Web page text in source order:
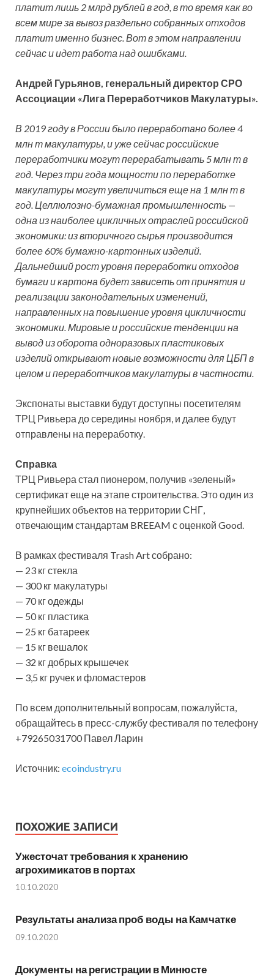
платит лишь 2 млрд рублей в год, в то время как во
всем мире за вывоз раздельно собранных отходов
платит именно бизнес. Вот в этом направлении
сейчас и идет работа над ошибками.
Андрей Гурьянов, генеральный директор СРО
Ассоциации «Лига Переработчиков Макулатуры».
В 2019 году в России было переработано более 4
млн т макулатуры, и уже сейчас российские
переработчики могут перерабатывать 5 млн т в
год. Через три года мощности по переработке
макулатуры могут увеличиться еще на 1 млн т в
год. Целлюлозно-бумажная промышленность —
одна из наиболее цикличных отраслей российской
экономики: из вторичного сырья производится
более 60% бумажно-картонных изделий.
Дальнейший рост уровня переработки отходов
бумаги и картона будет зависеть от принятия и
реализации законодательных изменений,
направленных на повышение уровня цикличности
экономики. Мировые и российские тенденции на
вывод из оборота одноразовых пластиковых
изделий открывают новые возможности для ЦБП в
целом и переработчиков макулатуры в частности.
Экспонаты выставки будут доступны посетителям
ТРЦ Ривьера до середины ноября, и далее будут
отправлены на переработку.
Справка
ТРЦ Ривьера стал пионером, получив «зеленый»
сертификат еще на этапе строительства. Это один из
крупнейших объектов на территории СНГ,
отвечающим стандартам BREEAM с оценкой Good.
В рамках фестиваля Trash Art собрано:
— 23 кг стекла
— 300 кг макулатуры
— 70 кг одежды
— 50 кг пластика
— 25 кг батареек
— 15 кг вешалок
— 32 кг добрых крышечек
— 3,5 кг ручек и фломастеров
По всем дополнительный вопросам, пожалуйста,
обращайтесь в пресс-службу фестиваля по телефону
+79265031700 Павел Ларин
Источник: ecoindustry.ru
ПОХОЖИЕ ЗАПИСИ
Ужесточат требования к хранению
агрохимикатов в портах
10.10.2020
Результаты анализа проб воды на Камчатке
09.10.2020
Документы на регистрации в Минюсте